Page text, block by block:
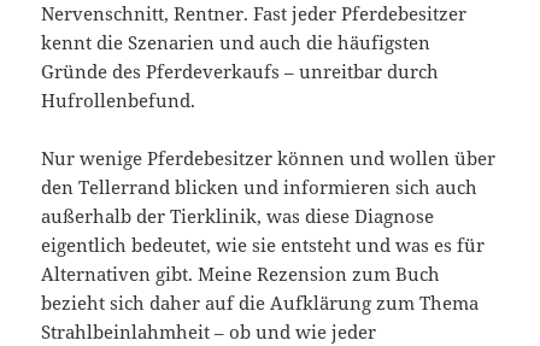
Nervenschnitt, Rentner. Fast jeder Pferdebesitzer
kennt die Szenarien und auch die häufigsten
Gründe des Pferdeverkaufs – unreitbar durch
Hufrollenbefund.
Nur wenige Pferdebesitzer können und wollen über
den Tellerrand blicken und informieren sich auch
außerhalb der Tierklinik, was diese Diagnose
eigentlich bedeutet, wie sie entsteht und was es für
Alternativen gibt. Meine Rezension zum Buch
bezieht sich daher auf die Aufklärung zum Thema
Strahlbeinlahmheit – ob und wie jeder